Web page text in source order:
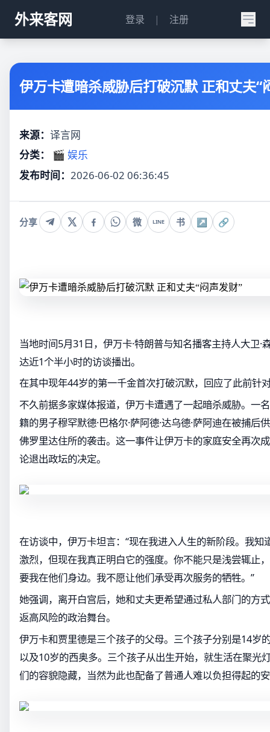
外来客网 登录 | 注册
伊万卡遭暗杀威胁后打破沉默 正和丈夫“
来源： 译言网
分类：
🎬 娱乐
发布时间： 2026-06-02 06:36:45
分享 微 LINE 书 ↗ 🔗
当地时间5月31日，伊万卡·特朗普与知名播客主持人大卫
达近1个半小时的访谈播出。
在其中现年44岁的第一千金首次打破沉默，回应了此前针
不久前据多家媒体报道，伊万卡遭遇了一起暗杀威胁。一
籍的男子穆罕默德·巴格尔·萨阿德·达乌德·萨阿迪在被捕后
佛罗里达住所的袭击。这一事件让伊万卡的家庭安全再次
论退出政坛的决定。
在访谈中，伊万卡坦言：“现在我进入人生的新阶段。我知
激烈，但现在我真正明白它的强度。你不能只是浅尝辄止
要我在他们身边。我不愿让他们承受再次服务的牺牲。”
她强调，离开白宫后，她和丈夫更希望通过私人部门的方
返高风险的政治舞台。
伊万卡和贾里德是三个孩子的父母。三个孩子分别是14岁
以及10岁的西奥多。三个孩子从出生开始，就生活在聚光
们的容貌隐藏，当然为此也配备了普通人难以负担得起的